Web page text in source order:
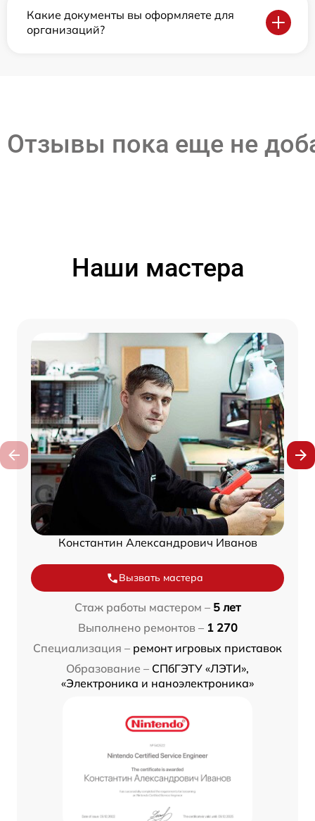
Какие документы вы оформляете для
организаций?
Отзывы пока еще не
Наши мастера
Константин Александрович Иванов
Вызвать мастера
Стаж работы мастером – 5 лет
Выполнено ремонтов – 1 270
Специализация – ремонт игровых приставок
Образование – СПбГЭТУ «ЛЭТИ»,
«Электроника и наноэлектроника»